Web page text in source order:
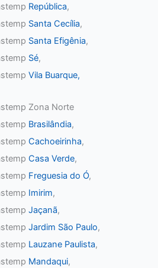
República,
Santa Cecília,
Santa Efigênia,
Sé,
Vila Buarque,
Zona Norte
Brasilândia,
Cachoeirinha,
Casa Verde,
Freguesia do Ó,
Imirim,
Jaçanã,
Jardim São Paulo,
Lauzane Paulista,
Mandaqui,